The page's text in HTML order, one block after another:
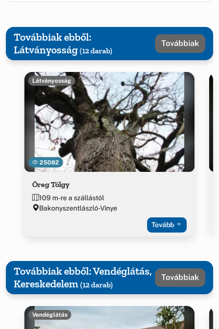
Továbbiak ebből:
Látványosság (12 darab)
Továbbiak
25082
Látványosság
Öreg Tölgy
109 m-re a szállástól
Bakonyszentlászló-Vinye
Tovább
Továbbiak ebből: Vendéglátás,
Kereskedelem (12 darab)
Továbbiak
Vendéglátás